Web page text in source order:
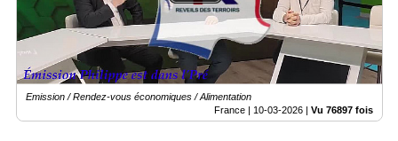
Emission / Rendez-vous économiques / Alimentation
France | 10-03-2026 | Vu 76897 fois